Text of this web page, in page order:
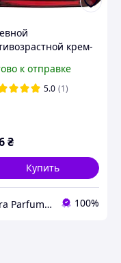
крем-
для кожи
L'Oreal Paris
к отправке
5.0 (1)
₴
Купить
Aura Parfums | Интернет-магазин парфюмерии и косметики 100%